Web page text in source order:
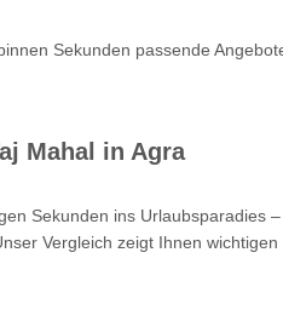
Sekunden passende
Mahal in Agra
Sekunden ins
Vergleich zeigt Ihnen